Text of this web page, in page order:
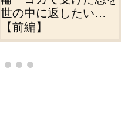
とお節介の境界線